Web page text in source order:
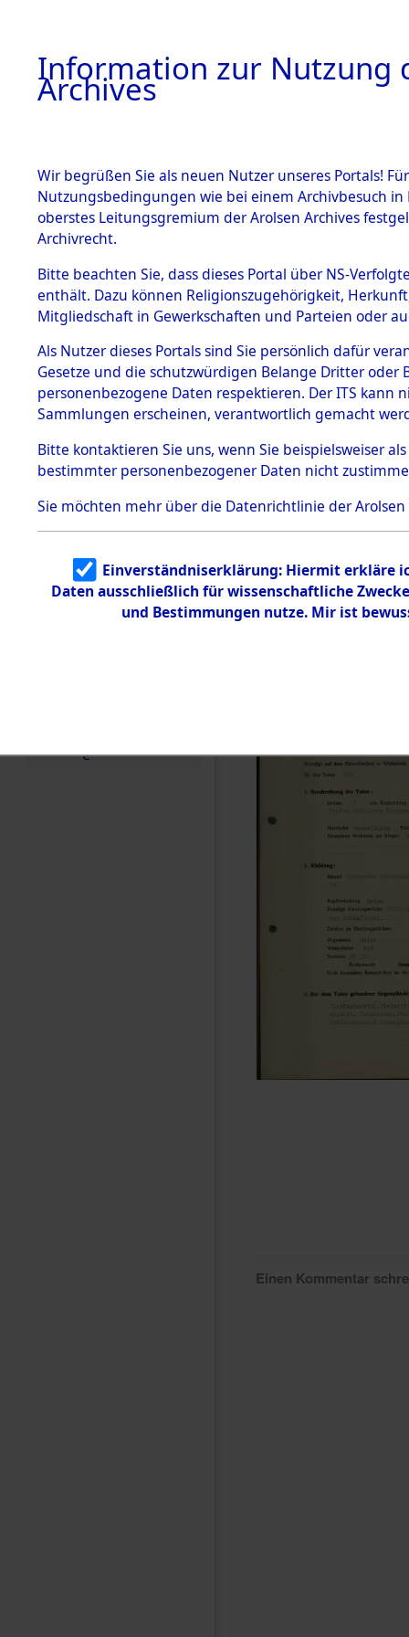
BESTÄNDE
1.
mente
5. Verschiedenes
5.3
Todesmärsche
5.3.1 Alliierte
Erhebungen
zu
Todesmärsch
en
5.3.2
Identifizierun
g
5.3.3
Todesmärsch
e
auf dem
zur
Roding)
Leben
0003
Einen Kommentar
Information zur Nutzung
Archives
Wir begrüßen Sie als neuen Nutzer unseres Portals!
Nutzungsbedingungen wie bei einem Archivbesuch
oberstes Leitungsgremium der Arolsen Archives
Archivrecht.
Bitte beachten Sie, dass dieses Portal über NS-
enthält. Dazu können Religionszugehörigkeit,
Mitgliedschaft in Gewerkschaften und Parteien oder
Als Nutzer dieses Portals sind Sie persönlich dafür
Gesetze und die schutzwürdigen Belange Dritter
personenbezogene Daten respektieren. Der ITS
Sammlungen erscheinen, verantwortlich gemacht
Bitte kontaktieren Sie uns, wenn Sie beispielsweiser
bestimmter personenbezogener Daten nicht
Sie möchten mehr über die Datenrichtlinie der Arolsen
Einverständniserklärung: Hiermit erkläre
Daten ausschließlich für wissenschaftliche
und Bestimmungen nutze. Mir ist